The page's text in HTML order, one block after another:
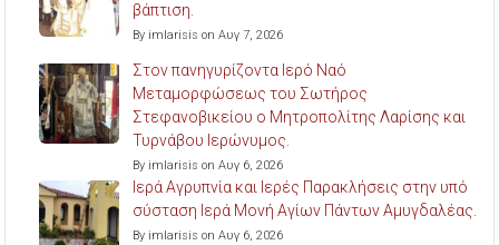
βάπτιση.
By imlarisis on Αυγ 7, 2026
Στον πανηγυρίζοντα Ιερό Ναό
Μεταμορφώσεως του Σωτήρος
Στεφανοβικείου ο Μητροπολίτης Λαρίσης και
Τυρνάβου Ιερώνυμος.
By imlarisis on Αυγ 6, 2026
Ιερά Αγρυπνία και Ιερές Παρακλήσεις στην υπό
σύσταση Ιερά Μονή Αγίων Πάντων Αμυγδαλέας.
By imlarisis on Αυγ 6, 2026